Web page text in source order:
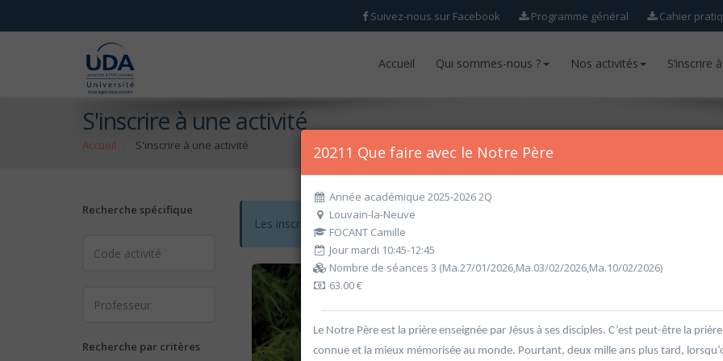
Suivez-nous sur Facebook Programme général Cahier
Accueil Qui sommes-nous ? Nos activités S’inscrire
Accueil Qui sommes-nous ? Nos activités S’inscrire
S'inscrire à une activité
Accueil S'inscrire à une activité
Recherche spécifique
Recherche par critères
Les inscriptions pour l'année académique 2026-2027 seront ouvertes
20211 Que faire avec le Notre Père
Année académique 2025-2026 2Q
Louvain-la-Neuve
FOCANT Camille
Jour mardi 10:45-12:45
Nombre de séances 3 (Ma.27/01/2026,Ma.03/02/2026,Ma.10/02/2026)
63.00 €
Le Notre Père est la prière enseignée par Jésus à ses disciples. C’est peut-être la
connue et la mieux mémorisée au monde. Pourtant, deux mille ans plus tard,